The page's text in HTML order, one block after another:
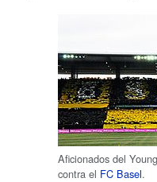
Aficionados del
contra el FC Basel.